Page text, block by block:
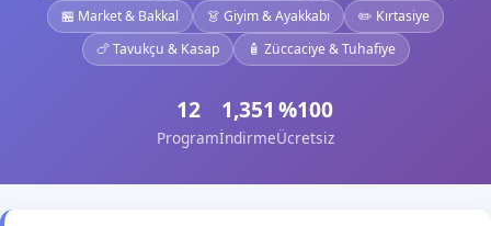
🏪 Market & Bakkal
👗 Giyim & Ayakkabı
✏️ Kırtasiye
🍗 Tavukçu & Kasap
🧴 Züccaciye & Tuhafiye
12
Program
1,351
İndirme
%100
Ücretsiz